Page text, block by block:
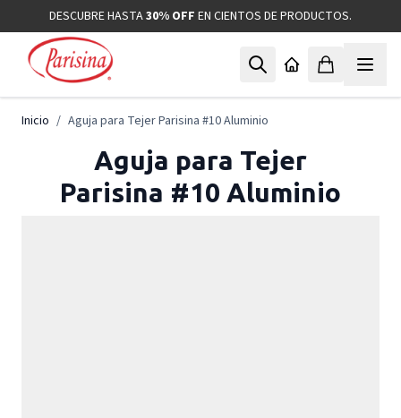
Ir al contenidoDESCUBRE HASTA30% OFF EN CIENTOS DE PRODUCTOS.
Inicio / Aguja para Tejer Parisina #10 Aluminio
Aguja para Tejer
Parisina #10 Aluminio